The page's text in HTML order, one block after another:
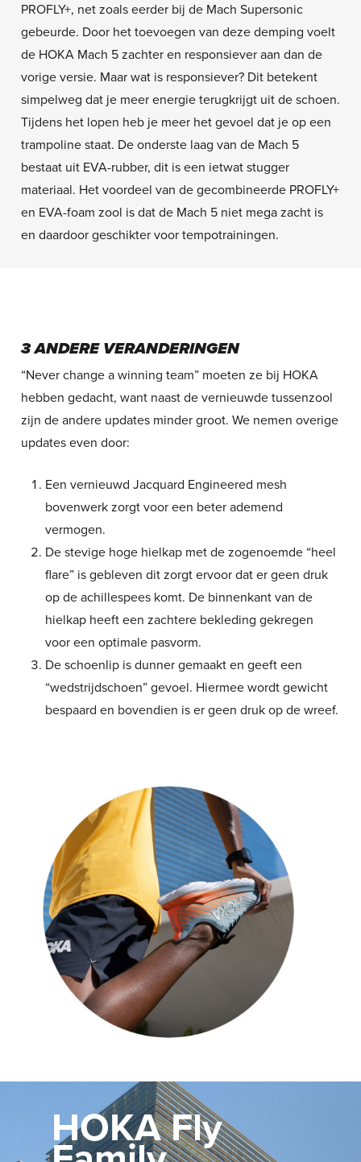
PROFLY+, net zoals eerder bij de Mach Supersonic
gebeurde. Door het toevoegen van deze demping voelt
de HOKA Mach 5 zachter en responsiever aan dan de
vorige versie. Maar wat is responsiever? Dit betekent
simpelweg dat je meer energie terugkrijgt uit de schoen.
Tijdens het lopen heb je meer het gevoel dat je op een
trampoline staat. De onderste laag van de Mach 5
bestaat uit EVA-rubber, dit is een ietwat stugger
materiaal. Het voordeel van de gecombineerde PROFLY+
en EVA-foam zool is dat de Mach 5 niet mega zacht is
en daardoor geschikter voor tempotrainingen.
3 ANDERE VERANDERINGEN
“Never change a winning team” moeten ze bij HOKA
hebben gedacht, want naast de vernieuwde tussenzool
zijn de andere updates minder groot. We nemen overige
updates even door:
Een vernieuwd Jacquard Engineered mesh
bovenwerk zorgt voor een beter ademend
vermogen.
De stevige hoge hielkap met de zogenoemde “heel
flare” is gebleven dit zorgt ervoor dat er geen druk
op de achillespees komt. De binnenkant van de
hielkap heeft een zachtere bekleding gekregen
voor een optimale pasvorm.
De schoenlip is dunner gemaakt en geeft een
“wedstrijdschoen” gevoel. Hiermee wordt gewicht
bespaard en bovendien is er geen druk op de wreef.
HOKA Fly